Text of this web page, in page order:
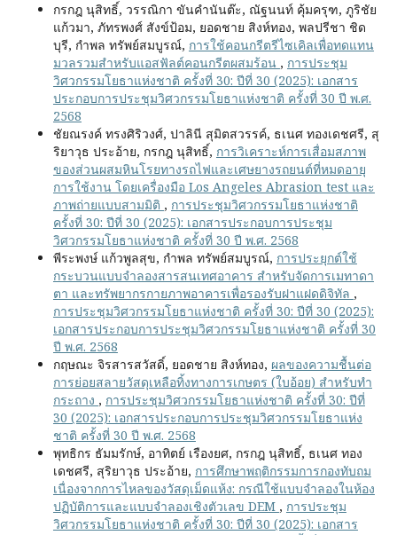
กรกฎ นุสิทธิ์, วรรณิกา ขันคำนันต๊ะ, ณัฐนนท์ คุ้มครุฑ, ภูริชัย
แก้วมา, ภัทรพงศ์ สังข์ป้อม, ยอดชาย สิงห์ทอง, พลปรีชา ชิด
บุรี, กำพล ทรัพย์สมบูรณ์, การใช้คอนกรีตรีไซเคิลเพื่อทดแทน
มวลรวมสำหรับแอสฟัลต์คอนกรีตผสมร้อน , การประชุม
วิศวกรรมโยธาแห่งชาติ ครั้งที่ 30: ปีที่ 30 (2025): เอกสาร
ประกอบการประชุมวิศวกรรมโยธาแห่งชาติ ครั้งที่ 30 ปี พ.ศ.
2568
ชัยณรงค์ ทรงศิริวงศ์, ปาลินี สุมิตสวรรค์, ธเนศ ทองเดชศรี, สุ
ริยาวุธ ประอ้าย, กรกฎ นุสิทธิ์, การวิเคราะห์การเสื่อมสภาพ
ของส่วนผสมหินโรยทางรถไฟและเศษยางรถยนต์ที่หมดอายุ
การใช้งาน โดยเครื่องมือ Los Angeles Abrasion test และ
ภาพถ่ายแบบสามมิติ , การประชุมวิศวกรรมโยธาแห่งชาติ
ครั้งที่ 30: ปีที่ 30 (2025): เอกสารประกอบการประชุม
วิศวกรรมโยธาแห่งชาติ ครั้งที่ 30 ปี พ.ศ. 2568
พีระพงษ์ แก้วพูลสุข, กำพล ทรัพย์สมบูรณ์, การประยุกต์ใช้
กระบวนแบบจำลองสารสนเทศอาคาร สำหรับจัดการเมทาดา
ตา และทรัพยากรกายภาพอาคารเพื่อรองรับฝาแฝดดิจิทัล ,
การประชุมวิศวกรรมโยธาแห่งชาติ ครั้งที่ 30: ปีที่ 30 (2025):
เอกสารประกอบการประชุมวิศวกรรมโยธาแห่งชาติ ครั้งที่ 30
ปี พ.ศ. 2568
กฤษณะ จิรสารสวัสดิ์, ยอดชาย สิงห์ทอง, ผลของความชื้นต่อ
การย่อยสลายวัสดุเหลือทิ้งทางการเกษตร (ใบอ้อย) สำหรับทำ
กระถาง , การประชุมวิศวกรรมโยธาแห่งชาติ ครั้งที่ 30: ปีที่
30 (2025): เอกสารประกอบการประชุมวิศวกรรมโยธาแห่ง
ชาติ ครั้งที่ 30 ปี พ.ศ. 2568
พุทธิกร ธัมมรักษ์, อาทิตย์ เรืองยศ, กรกฎ นุสิทธิ์, ธเนศ ทอง
เดชศรี, สุริยาวุธ ประอ้าย, การศึกษาพฤติกรรมการกองทับถม
เนื่องจากการไหลของวัสดุเม็ดแห้ง: กรณีใช้แบบจำลองในห้อง
ปฏิบัติการและแบบจำลองเชิงตัวเลข DEM , การประชุม
วิศวกรรมโยธาแห่งชาติ ครั้งที่ 30: ปีที่ 30 (2025): เอกสาร